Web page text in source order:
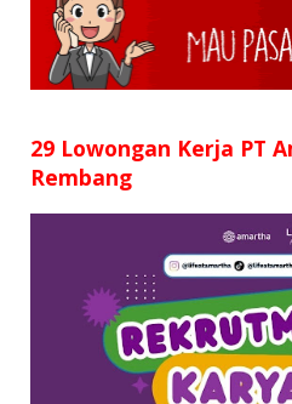
SMP
D3
SURAT LAMARAN
29 Lowongan Kerja PT
Rembang